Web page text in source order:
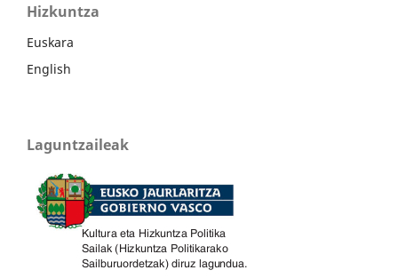
Hizkuntza
Euskara
English
Laguntzaileak